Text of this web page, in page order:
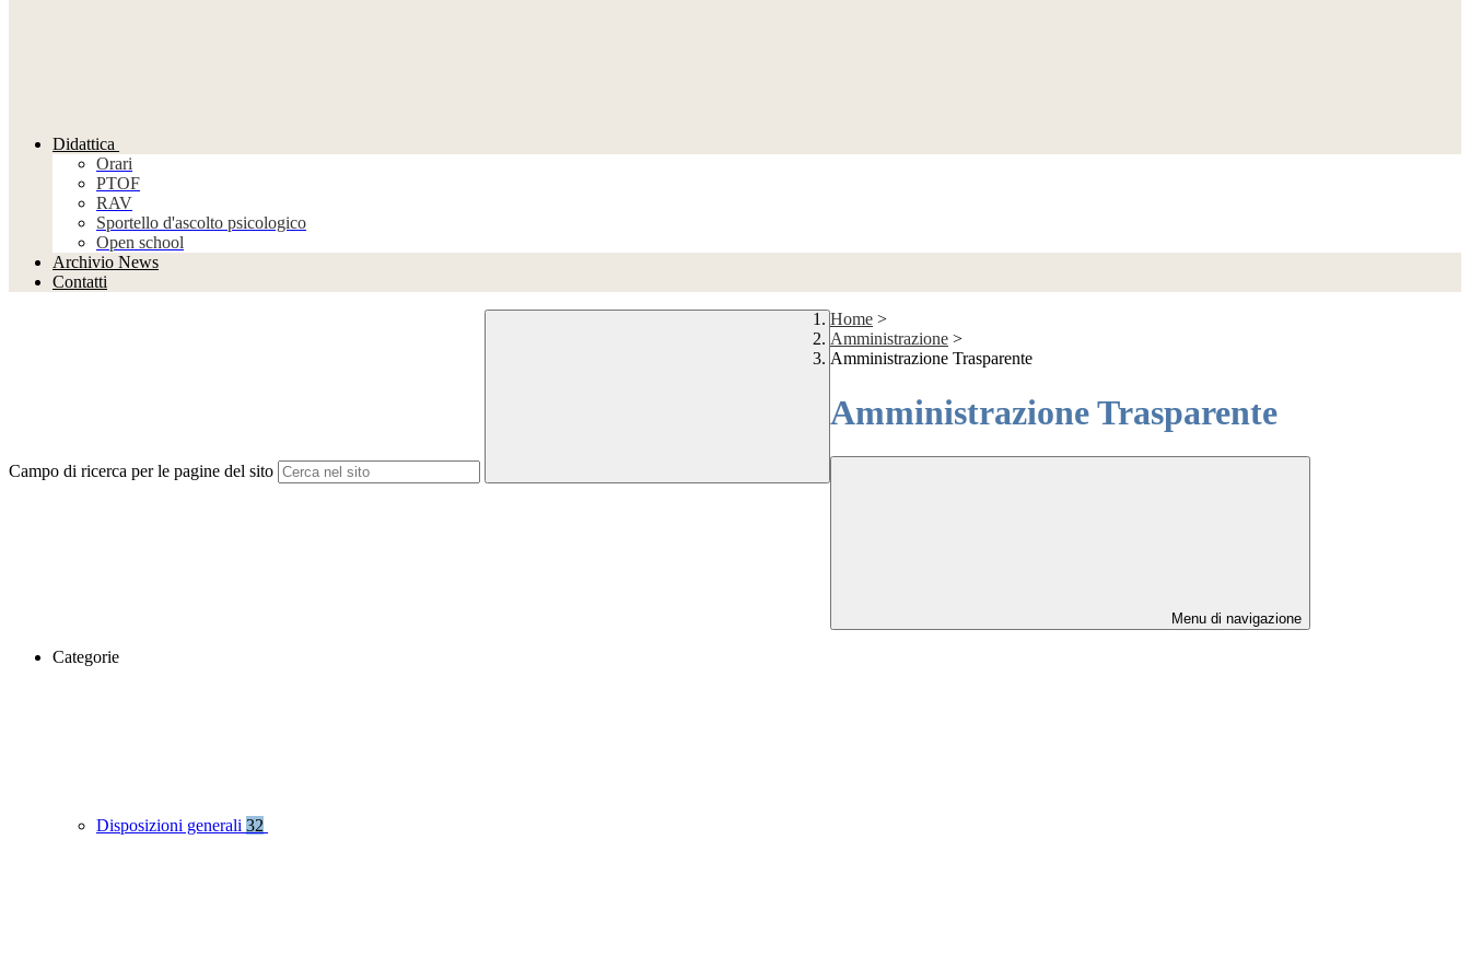
Didattica
Orari
PTOF
RAV
Sportello d'ascolto psicologico
Open school
Archivio News
Contatti
Campo di ricerca per le pagine del sito
Home >
Amministrazione >
Amministrazione Trasparente
Amministrazione Trasparente
Menu di navigazione
Categorie
Disposizioni generali 32